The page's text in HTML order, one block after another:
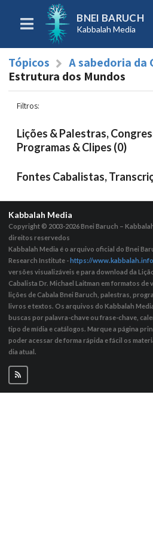
BNEI BARUCH
Kabbalah Media
Tópicos
A sabedoria da
Estrutura dos Mundos
Filtros:
Lições & Palestras,
Programas & Clipes (0)
Fontes Cabalistas,
Kabbalah Media
Copyright © 2003-2026Bnei Baruch –
direitos reservedos
Kabbalah Media é o arquivo oficial do Bnei
Research Institute -https://www.kabbalah.info
versões visualizáveis ​​e para download da
Cabalista Dr. Michael Laitman em formatos de
lições de Cabala Bnei Baruch, palestras,
livros e textos. Os arquivos do Kabbalah
buscas por palavra-chave ou frase-chave,
tipo de mídia e catálogos. Marque a página
poder acessar de forma rápida e fácil os
dia atual.